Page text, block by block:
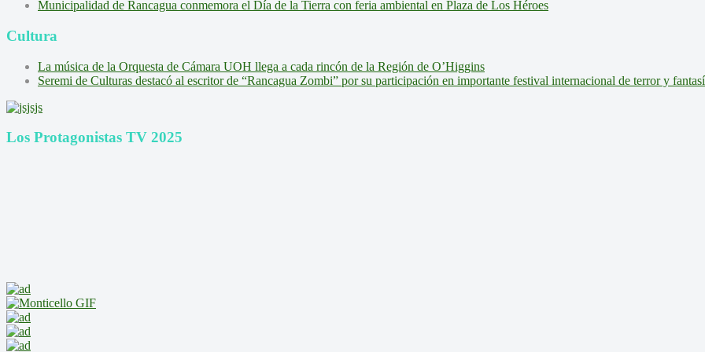
Municipalidad de Rancagua conmemora el Día de la Tierra con feria ambiental en Plaza de Los Héroes
Cultura
La música de la Orquesta de Cámara UOH llega a cada rincón de la Región de O’Higgins
Seremi de Culturas destacó al escritor de “Rancagua Zombi” por su participación en importante festival internacional de terror y
Los Protagonistas TV 2025